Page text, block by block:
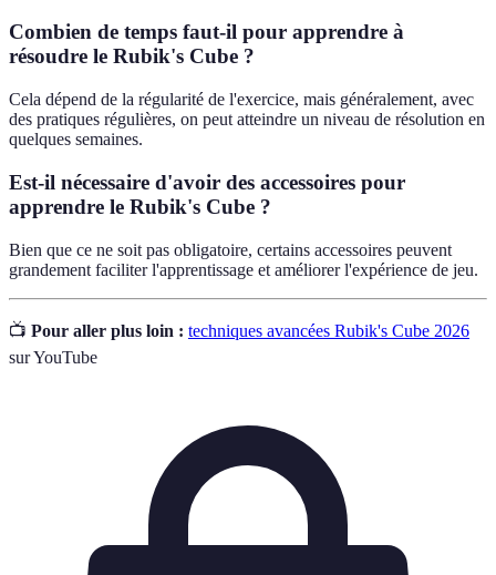
Combien de temps faut-il pour apprendre à
résoudre le Rubik's Cube ?
Cela dépend de la régularité de l'exercice, mais généralement, avec
des pratiques régulières, on peut atteindre un niveau de résolution en
quelques semaines.
Est-il nécessaire d'avoir des accessoires pour
apprendre le Rubik's Cube ?
Bien que ce ne soit pas obligatoire, certains accessoires peuvent
grandement faciliter l'apprentissage et améliorer l'expérience de jeu.
📺 Pour aller plus loin : techniques avancées Rubik's Cube 2026
sur YouTube